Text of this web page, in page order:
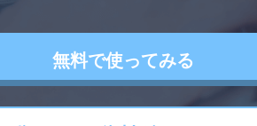
無料で使ってみる